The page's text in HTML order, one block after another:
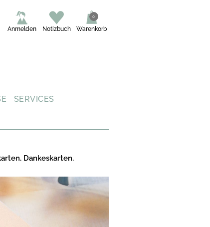
Warenkorb
0
Notizbuch
Anmelden
SERVICES
Dankeskarten,